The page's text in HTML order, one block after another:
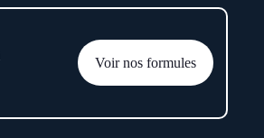
Voir nos formules